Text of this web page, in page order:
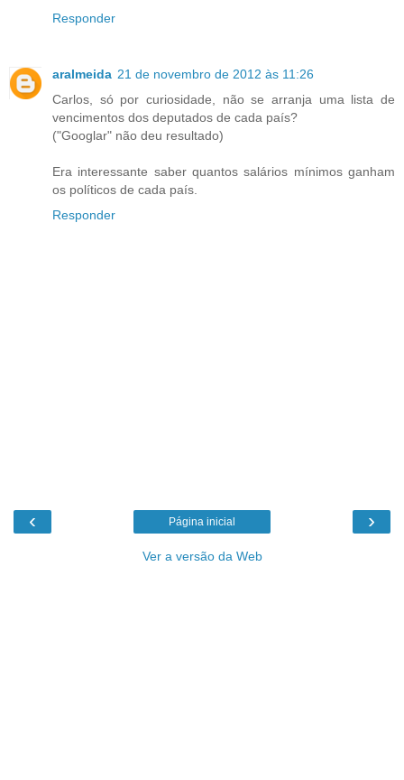
Responder
aralmeida 21 de novembro de 2012 às 11:26
Carlos, só por curiosidade, não se arranja uma lista de
vencimentos dos deputados de cada país?
("Googlar" não deu resultado)
Era interessante saber quantos salários mínimos ganham
os políticos de cada país.
Responder
‹ ›
Página inicial
Ver a versão da Web